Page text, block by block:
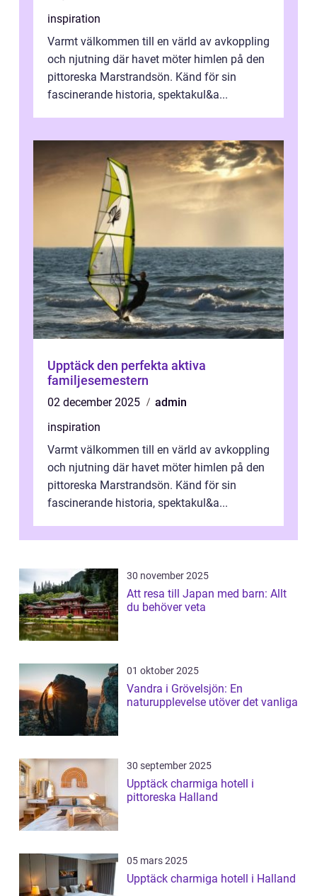
inspiration
Varmt välkommen till en värld av avkoppling
och njutning där havet möter himlen på den
pittoreska Marstrandsön. Känd för sin
fascinerande historia, spektakul&a...
Upptäck den perfekta aktiva
familjesemestern
02 december 2025
admin
inspiration
Varmt välkommen till en värld av avkoppling
och njutning där havet möter himlen på den
pittoreska Marstrandsön. Känd för sin
fascinerande historia, spektakul&a...
30 november 2025
Att resa till Japan med barn: Allt
du behöver veta
01 oktober 2025
Vandra i Grövelsjön: En
naturupplevelse utöver det vanliga
30 september 2025
Upptäck charmiga hotell i
pittoreska Halland
05 mars 2025
Upptäck charmiga hotell i Halland